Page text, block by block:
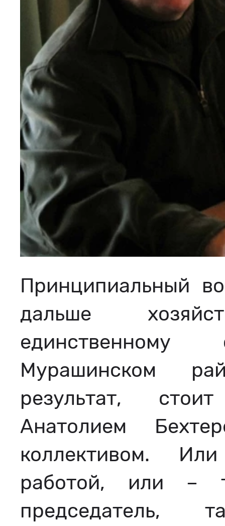
Принципиальный
дальше
единственному
Мурашинском
результат,
Анатолием
коллективом.
работой, или –
председатель,